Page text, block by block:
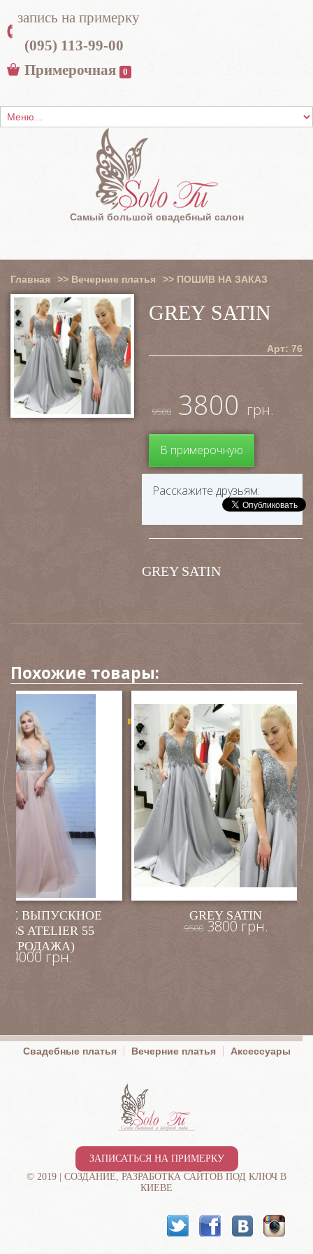
запись на примерку
(095) 113-99-00
Примерочная
0
Самый большой свадебный салон
Главная >> Вечерние платья >> ПОШИВ НА ЗАКАЗ
GREY SATIN
Арт: 76
9500 3800 грн.
В примерочную
Расскажите друзьям:
GREY SATIN
Похожие товары:
ВЫПУСКНОЕ
ATELIER 55
4000 грн.
-60%
GREY SATIN
95003800 грн.
Свадебные платья Вечерние платья Аксессуары
ЗАПИСАТЬСЯ НА ПРИМЕРКУ
© 2019 | СОЗДАНИЕ, РАЗРАБОТКА САЙТОВ ПОД КЛЮЧ В
КИЕВЕ